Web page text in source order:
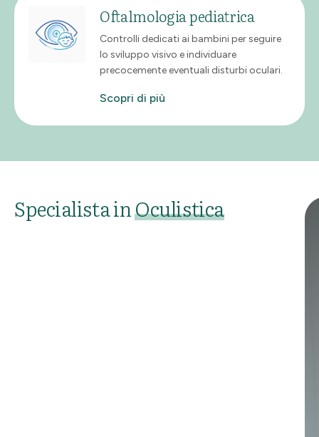
Oftalmologia pediatrica
Controlli dedicati ai bambini per seguire
lo sviluppo visivo e individuare
precocemente eventuali disturbi oculari.
Scopri di più
Specialista inOculistica